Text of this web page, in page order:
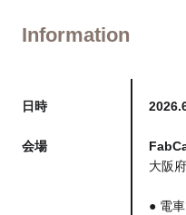
Information
日時
会場
大阪
● 電